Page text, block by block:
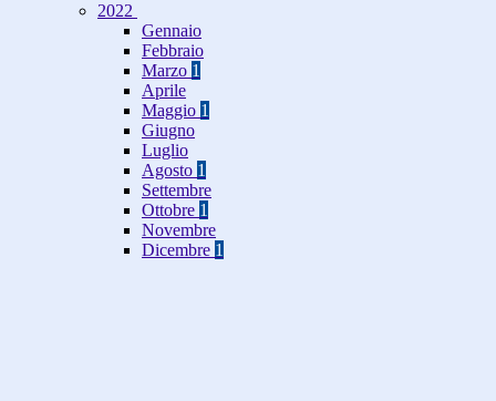
2022
Gennaio
Febbraio
Marzo 1
Aprile
Maggio 1
Giugno
Luglio
Agosto 1
Settembre
Ottobre 1
Novembre
Dicembre 1